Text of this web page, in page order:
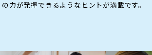
の力が発揮できるようなヒントが満載です。